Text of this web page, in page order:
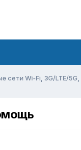
сети Wi-Fi, 3G/LTE/5G,